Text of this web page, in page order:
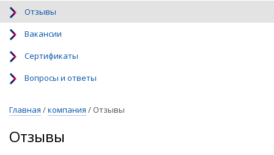
Отзывы
Вакансии
Сертификаты
Вопросы и ответы
Главная /компания / Отзывы
Отзывы